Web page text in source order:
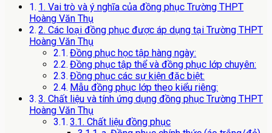
1. Vai trò và ý nghĩa của đồng phục Trường THPT
Hoàng Văn Thụ
2. Các loại đồng phục được áp dụng tại Trường THPT
Hoàng Văn Thụ
Đồng phục học tập hàng ngày:
Đồng phục tập thể và đồng phục lớp chuyên:
Đồng phục các sự kiện đặc biệt:
Mẫu đồng phục lớp theo kiểu riêng:
3. Chất liệu và tính ứng dụng đồng phục Trường THPT
Hoàng Văn Thụ
3.1. Chất liệu đồng phục